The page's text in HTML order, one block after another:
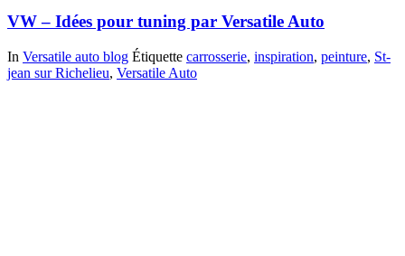
VW – Idées pour tuning par Versatile Auto
In Versatile auto blog Étiquette carrosserie, inspiration, peinture, St-
jean sur Richelieu, Versatile Auto